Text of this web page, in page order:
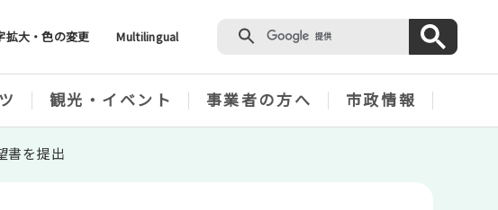
拡大・色の変更 Multilingual
観光・イベント 事業者の方へ 市政情報
書を提出